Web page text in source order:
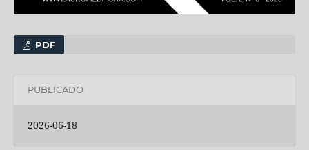
PDF
PUBLICADO
2026-06-18